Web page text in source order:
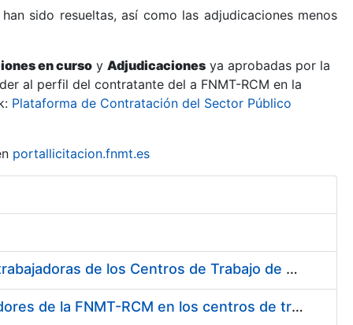
sido resueltas, así como las adjudicaciones menos
en curso y Adjudicaciones ya aprobadas por la
al perfil del contratante del a FNMT-RCM en la
Plataforma de Contratación del Sector Público
portallicitacion.fnmt.es
Suministro de Protectores Auditivos a medida para las personas trabajadoras de los Centros de Trabajo de Madrid y Burgos
Suministro de gafas graduadas antiproyecciones para los trabajadores de la FNMT-RCM en los centros de trabajo de Madrid y Burgos